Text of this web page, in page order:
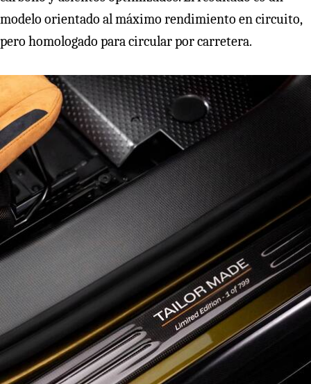
modelo orientado al máximo rendimiento en circuito,
pero homologado para circular por carretera.